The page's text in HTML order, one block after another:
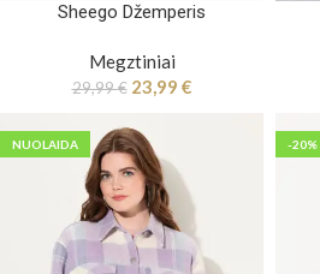
Sheego Džemperis
Megztiniai
29,99€ 23,99 €
NUOLAIDA -20%